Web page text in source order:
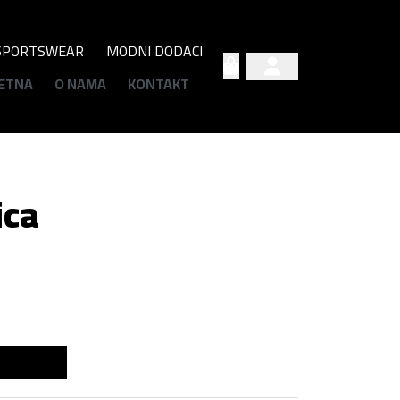
MODNI DODACI
O NAMA KONTAKT